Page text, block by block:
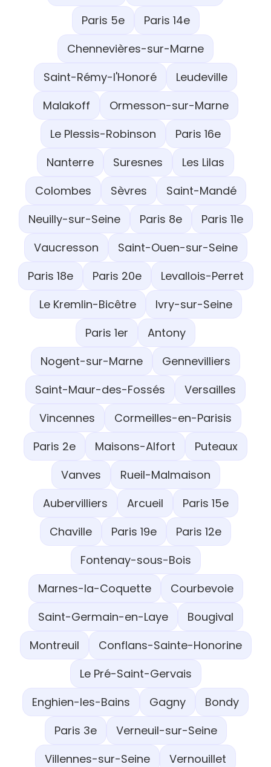
Paris 5e
Paris 14e
Chennevières-sur-Marne
Saint-Rémy-l'Honoré
Leudeville
Malakoff
Ormesson-sur-Marne
Le Plessis-Robinson
Paris 16e
Nanterre
Suresnes
Les Lilas
Colombes
Sèvres
Saint-Mandé
Neuilly-sur-Seine
Paris 8e
Paris 11e
Vaucresson
Saint-Ouen-sur-Seine
Paris 18e
Paris 20e
Levallois-Perret
Le Kremlin-Bicêtre
Ivry-sur-Seine
Paris 1er
Antony
Nogent-sur-Marne
Gennevilliers
Saint-Maur-des-Fossés
Versailles
Vincennes
Cormeilles-en-Parisis
Paris 2e
Maisons-Alfort
Puteaux
Vanves
Rueil-Malmaison
Aubervilliers
Arcueil
Paris 15e
Chaville
Paris 19e
Paris 12e
Fontenay-sous-Bois
Marnes-la-Coquette
Courbevoie
Saint-Germain-en-Laye
Bougival
Montreuil
Conflans-Sainte-Honorine
Le Pré-Saint-Gervais
Enghien-les-Bains
Gagny
Bondy
Paris 3e
Verneuil-sur-Seine
Villennes-sur-Seine
Vernouillet